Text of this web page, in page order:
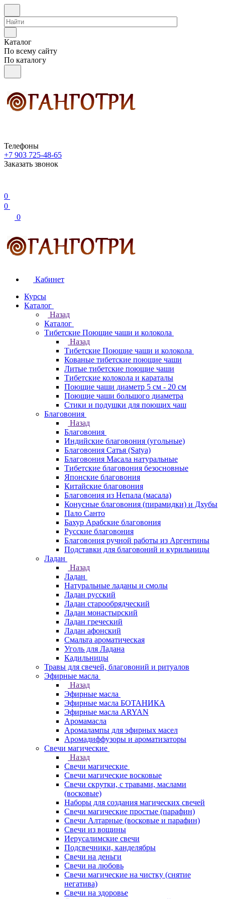
Каталог
По всему сайту
По каталогу
Телефоны
+7 903 725-48-65
Заказать звонок
0
0
0
Кабинет
Курсы
Каталог
Назад
Каталог
Тибетские Поющие чаши и колокола
Назад
Тибетские Поющие чаши и колокола
Кованые тибетские поющие чаши
Литые тибетские поющие чаши
Тибетские колокола и караталы
Поющие чаши диаметр 5 см - 20 см
Поющие чаши большого диаметра
Стики и подушки для поющих чаш
Благовония
Назад
Благовония
Индийские благовония (угольные)
Благовония Сатья (Satya)
Благовония Масала натуральные
Тибетские благовония безосновные
Японские благовония
Китайские благовония
Благовония из Непала (масала)
Конусные благовония (пирамидки) и Дхубы
Пало Санто
Бахур Арабские благовония
Русские благовония
Благовония ручной работы из Аргентины
Подставки для благовоний и курильницы
Ладан
Назад
Ладан
Натуральные ладаны и смолы
Ладан русский
Ладан старообрядческий
Ладан монастырский
Ладан греческий
Ладан афонский
Смальта ароматическая
Уголь для Ладана
Кадильницы
Травы для свечей, благовоний и ритуалов
Эфирные масла
Назад
Эфирные масла
Эфирные масла БОТАНИКА
Эфирные масла ARYAN
Аромамасла
Аромалампы для эфирных масел
Аромадиффузоры и ароматизаторы
Свечи магические
Назад
Свечи магические
Свечи магические восковые
Свечи скрутки, с травами, маслами
(восковые)
Наборы для создания магических свечей
Свечи магические простые (парафин)
Свечи Алтарные (восковые и парафин)
Свечи из вощины
Иерусалимские свечи
Подсвечники, канделябры
Свечи на деньги
Свечи на любовь
Свечи магические на чистку (снятие
негатива)
Свечи на здоровье